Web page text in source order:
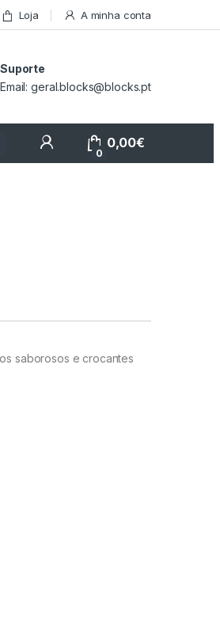
Loja A minha conta
Suporte
Email: geral.blocks@blocks.pt
My Account
0
0,00€
saborosos e crocantes